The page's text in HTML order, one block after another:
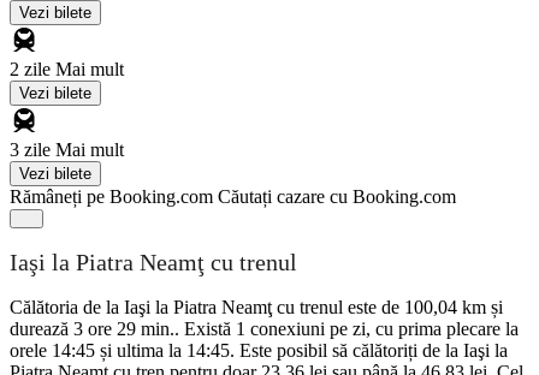
Vezi bilete
2 zile Mai mult
Vezi bilete
3 zile Mai mult
Vezi bilete
Rămâneți pe Booking.com Căutați cazare cu Booking.com
Iaşi la Piatra Neamţ cu trenul
Călătoria de la Iaşi la Piatra Neamţ cu trenul este de 100,04 km și
durează 3 ore 29 min.. Există 1 conexiuni pe zi, cu prima plecare la
orele 14:45 și ultima la 14:45. Este posibil să călătoriți de la Iaşi la